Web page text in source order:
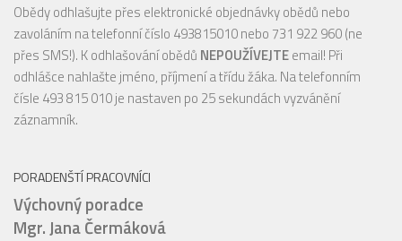
Obědy odhlašujte přes elektronické objednávky obědů nebo
zavoláním na telefonní číslo 493815010 nebo 731 922 960 (ne
přes SMS!). K odhlašování obědů NEPOUŽÍVEJTEemail! Při
odhlášce nahlašte jméno, příjmení a třídu žáka. Na telefonním
čísle 493 815 010 je nastaven po 25 sekundách vyzvánění
záznamník.
PORADENŠTÍ PRACOVNÍCI
Výchovný poradce
Mgr. Jana Čermáková